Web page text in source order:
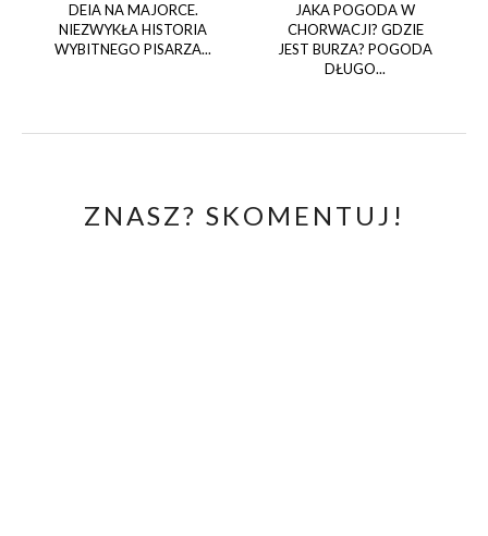
DEIA NA MAJORCE.
NIEZWYKŁA HISTORIA
WYBITNEGO PISARZA...
JAKA POGODA W
CHORWACJI? GDZIE
JEST BURZA? POGODA
DŁUGO...
ZNASZ? SKOMENTUJ!